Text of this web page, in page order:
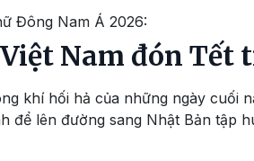
Đông Nam Á 2026:
Nam đón Tết
khí hối hả của những ngày cuối
để lên đường sang Nhật Bản tập